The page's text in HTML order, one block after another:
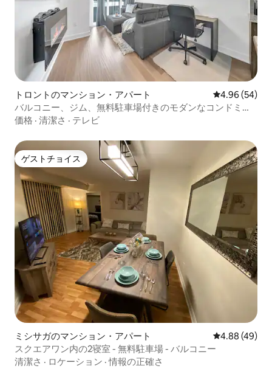
トロントのマンション・アパート レビュー54
4.96 (54)
バルコニー、ジム、無料駐車場付きのモダンなコンドミニ
アム
価格 · 清潔さ · テレビ
ゲストチョイス
ゲストチョイス
ミシサガのマンション・アパート レビュー49
4.88 (49)
スクエアワン内の2寝室 - 無料駐車場 - バルコニー
清潔さ · ロケーション ·情報の正確さ